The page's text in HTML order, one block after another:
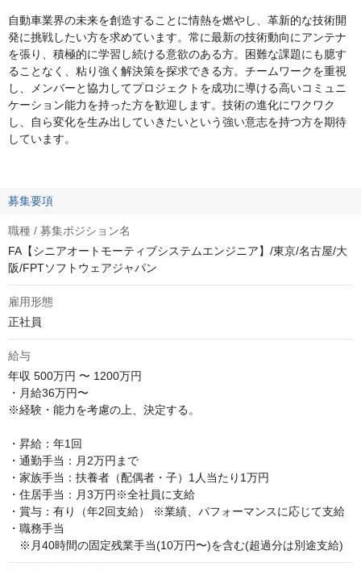
自動車業界の未来を創造することに情熱を燃やし、革新的な技術開
発に挑戦したい方を求めています。常に最新の技術動向にアンテナ
を張り、積極的に学習し続ける意欲のある方。困難な課題にも臆す
ることなく、粘り強く解決策を探求できる方。チームワークを重視
し、メンバーと協力してプロジェクトを成功に導ける高いコミュニ
ケーション能力を持った方を歓迎します。技術の進化にワクワク
し、自ら変化を生み出していきたいという強い意志を持つ方を期待
しています。
募集要項
職種 / 募集ポジション名
FA【シニアオートモーティブシステムエンジニア】/東京/名古屋/大
阪/FPTソフトウェアジャパン
雇用形態
正社員
給与
年収 500万円 〜 1200万円
・月給36万円〜
※経験・能力を考慮の上、決定する。
・昇給：年1回
・通勤手当：月2万円まで
・家族手当：扶養者（配偶者・子）1人当たり1万円
・住居手当：月3万円※全社員に支給
・賞与：有り（年2回支給） ※業績、パフォーマンスに応じて支給
・職務手当
※月40時間の固定残業手当(10万円〜)を含む(超過分は別途支給)